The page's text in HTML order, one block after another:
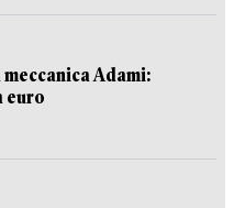
Adami:
euro